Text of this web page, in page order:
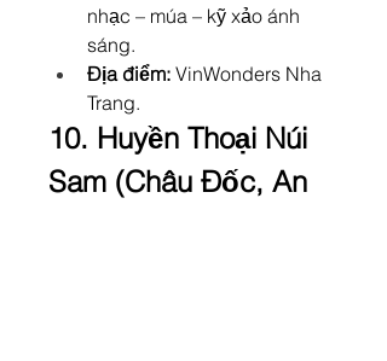
nhạc – múa – kỹ xảo ánh
sáng.
Địa điểm: VinWonders Nha
Trang.
10. Huyền Thoại Núi
Sam (Châu Đốc, An